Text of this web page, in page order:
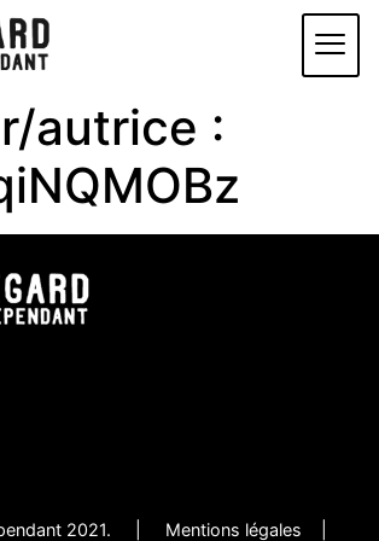
autrice :
2021. | Mentions légales |